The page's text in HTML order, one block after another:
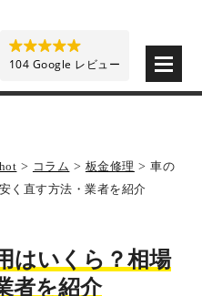
> コラム > 板金修理 >車の
く直す方法・業者を紹介
はいくら？相場
者を紹介
104 Google レビュー